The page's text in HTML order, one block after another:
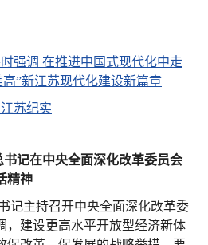
强调 在推进中国式现代化中走
”新江苏现代化建设新篇章
苏纪实
书记在中央全面深化改革委员会
精神
记主持召开中央全面深化改革委
，建设更高水平开放型经济新体